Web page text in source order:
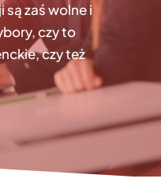
zaś wolne i
czy to
czy też